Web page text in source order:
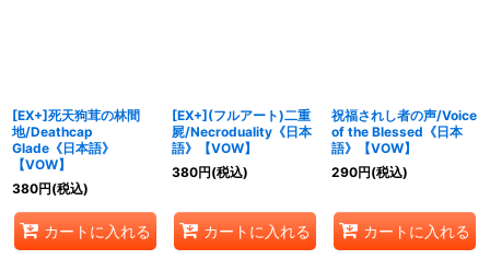
[EX+]死天狗茸の林間
地/Deathcap
Glade《日本語》
【VOW】
380円(税込)
カートに入れる
[EX+](フルアート)二重
屍/Necroduality《日本
語》【VOW】
380円(税込)
カートに入れる
祝福されし者の声/Voice
of the Blessed《日本
語》【VOW】
290円(税込)
カートに入れる